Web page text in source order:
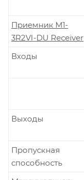
Приемник M1-
3R2VI-DU Receiver
Входы
Выходы
Пропускная
способность